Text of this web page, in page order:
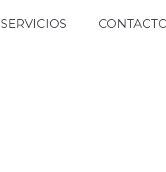
SERVICIOS